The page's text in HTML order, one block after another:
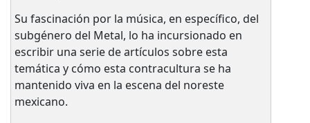
Su fascinación por la música, en específico, del
subgénero del Metal, lo ha incursionado en
escribir una serie de artículos sobre esta
temática y cómo esta contracultura se ha
mantenido viva en la escena del noreste
mexicano.